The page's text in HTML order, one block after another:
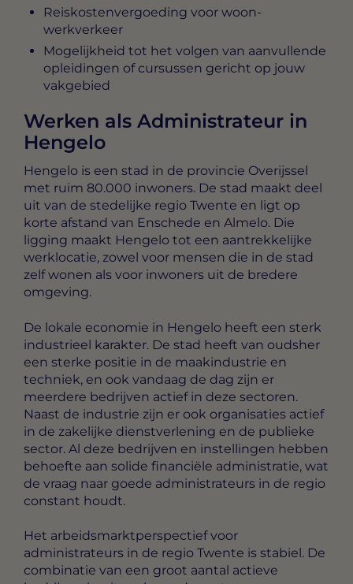
Reiskostenvergoeding voor woon-
werkverkeer
Mogelijkheid tot het volgen van aanvullende
opleidingen of cursussen gericht op jouw
vakgebied
Werken als Administrateur in
Hengelo
Hengelo is een stad in de provincie Overijssel
met ruim 80.000 inwoners. De stad maakt deel
uit van de stedelijke regio Twente en ligt op
korte afstand van Enschede en Almelo. Die
ligging maakt Hengelo tot een aantrekkelijke
werklocatie, zowel voor mensen die in de stad
zelf wonen als voor inwoners uit de bredere
omgeving.
De lokale economie in Hengelo heeft een sterk
industrieel karakter. De stad heeft van oudsher
een sterke positie in de maakindustrie en
techniek, en ook vandaag de dag zijn er
meerdere bedrijven actief in deze sectoren.
Naast de industrie zijn er ook organisaties actief
in de zakelijke dienstverlening en de publieke
sector. Al deze bedrijven en instellingen hebben
behoefte aan solide financiële administratie, wat
de vraag naar goede administrateurs in de regio
constant houdt.
Het arbeidsmarktperspectief voor
administrateurs in de regio Twente is stabiel. De
combinatie van een groot aantal actieve